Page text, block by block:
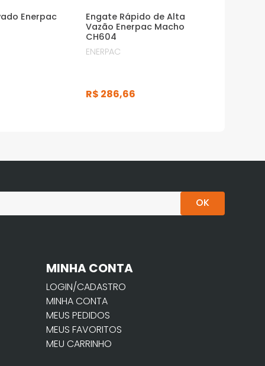
Enerpac
Engate Rápido de Alta
Vazão Enerpac Macho
CH604
ENERPAC
R$ 286,66
OK
MINHA CONTA
LOGIN/CADASTRO
MINHA CONTA
MEUS PEDIDOS
MEUS FAVORITOS
MEU CARRINHO